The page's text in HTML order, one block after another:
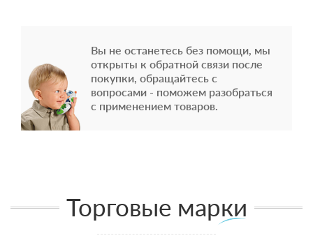
Вы не останетесь без помощи, мы
открыты к обратной связи после
покупки, обращайтесь с
вопросами - поможем разобраться
с применением товаров.
Торговые марки